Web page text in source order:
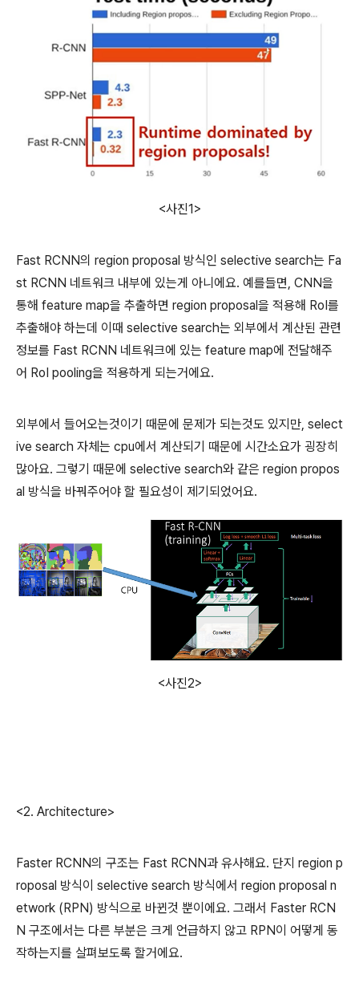
<사진1>
Fast RCNN의 region proposal 방식인 selective search는 Fa
st RCNN 네트워크 내부에 있는게 아니에요. 예를들면, CNN을
통해 feature map을 추출하면 region proposal을 적용해 RoI를
추출해야 하는데 이때 selective search는 외부에서 계산된 관련
정보를 Fast RCNN 네트워크에 있는 feature map에 전달해주
어 RoI pooling을 적용하게 되는거에요.
외부에서 들어오는것이기 때문에 문제가 되는것도 있지만, select
ive search 자체는 cpu에서 계산되기 때문에 시간소요가 굉장히
많아요. 그렇기 때문에 selective search와 같은 region propos
al 방식을 바꿔주어야 할 필요성이 제기되었어요.
<사진2>
<2. Architecture>
Faster RCNN의 구조는 Fast RCNN과 유사해요. 단지 region p
roposal 방식이 selective search 방식에서 region proposal n
etwork (RPN) 방식으로 바뀐것 뿐이에요. 그래서 Faster RCN
N 구조에서는 다른 부분은 크게 언급하지 않고 RPN이 어떻게 동
작하는지를 살펴보도록 할거에요.